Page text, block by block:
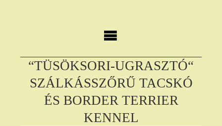
“TÜSÖKSORI-UGRASZTÓ“
SZÁLKÁSSZŐRŰ TACSKÓ
ÉS BORDER TERRIER
KENNEL